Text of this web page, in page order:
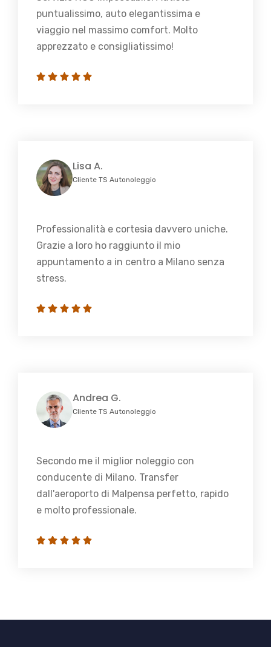
puntualissimo, auto elegantissima e
viaggio nel massimo comfort. Molto
apprezzato e consigliatissimo!
Lisa A.
Cliente TS Autonoleggio
Professionalità e cortesia davvero uniche.
Grazie a loro ho raggiunto il mio
appuntamento a in centro a Milano senza
stress.
Andrea G.
Cliente TS Autonoleggio
Secondo me il miglior noleggio con
conducente di Milano. Transfer
dall'aeroporto di Malpensa perfetto, rapido
e molto professionale.